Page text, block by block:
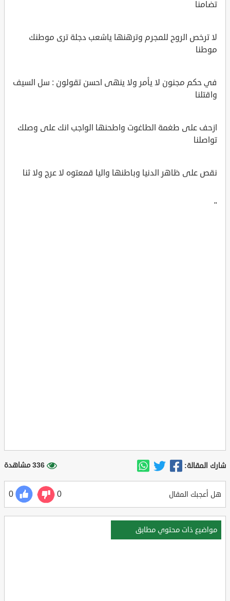
تضامنا
لا ترخص الروح للمجرم وترهنها ياشعب دجلة ترى موطنك
موطنا
في حكم مجنون لا يأمر ولا ينهى احسن تقولون : سل السيف
واقتلنا
ازحف على طغمة الطاغوت واطحنها الواجب انك على وصلك
تواصلنا
نقص على ظاهر الدنيا وباطنها واليا قمعتوه لا عرج ولا ثنا
"
شارك المقالة: 336 مشاهدة
هل أعجبك المقال 0
0
مواضيع ذات محتوي مطابق